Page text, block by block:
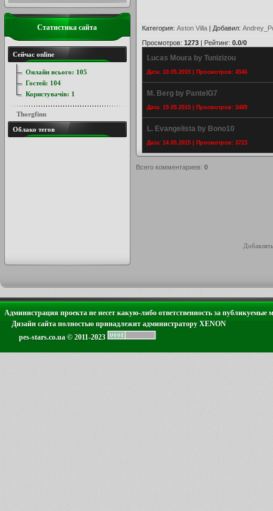
Категория: Aston Villa | Добавил:
Просмотров: 1273 | Рейтинг: 0.0/0
Lucas Moura by Tunizizou
Дата: 10.05.2015 | Просмотров: 4546
M. Berg by PantelG7
Дата: 19.05.2015 | Просмотров: 3489
L. Evangelista by Bono10
Дата: 14.05.2015 | Просмотров: 3723
Всего комментариев: 0
Статистика сайта
Сейчас online
Онлайн всього: 105
Гостей: 104
Користувачів: 1
Thorgfinn
Облако тегов
Администрация проекта не несет какую-либо ответственность за публикуемые
Дизайн сайта полностью принадлежит администратору XENON
pes-stars.co.ua © 2011-2023